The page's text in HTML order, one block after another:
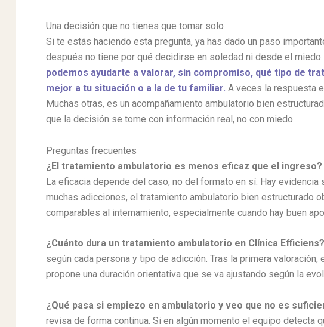
Una decisión que no tienes que tomar solo
Si te estás haciendo esta pregunta, ya has dado un paso
después no tiene por qué decidirse en soledad ni desde el miedo.
podemos ayudarte a valorar, sin compromiso, qué tipo de
mejor a tu situación o a la de tu familiar. A veces la respuesta
Muchas otras, es un acompañamiento ambulatorio bien
que la decisión se tome con información real, no con miedo.
Preguntas frecuentes
¿El tratamiento ambulatorio es menos eficaz que el ingreso?
La eficacia depende del caso, no del formato en sí. Hay evidencia
muchas adicciones, el tratamiento ambulatorio bien estructurado
comparables al internamiento, especialmente cuando hay buen
¿Cuánto dura un tratamiento ambulatorio en Clínica Efficiens?
según cada persona y tipo de adicción. Tras la primera valoración,
propone una duración orientativa que se va ajustando según la
¿Qué pasa si empiezo en ambulatorio y veo que no es
revisa de forma continua. Si en algún momento el equipo detecta